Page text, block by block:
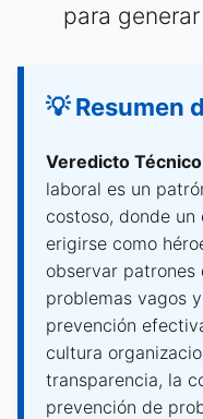
para
💡 Resumen
Veredicto
laboral es un
costoso, donde
erigirse como
observar patrones
problemas vagos
prevención
cultura
transparencia, la
prevención de